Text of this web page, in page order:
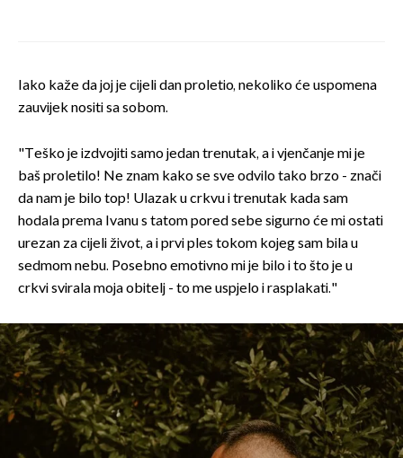
Iako kaže da joj je cijeli dan proletio, nekoliko će uspomena
zauvijek nositi sa sobom.
"Teško je izdvojiti samo jedan trenutak, a i vjenčanje mi je
baš proletilo! Ne znam kako se sve odvilo tako brzo - znači
da nam je bilo top! Ulazak u crkvu i trenutak kada sam
hodala prema Ivanu s tatom pored sebe sigurno će mi ostati
urezan za cijeli život, a i prvi ples tokom kojeg sam bila u
sedmom nebu. Posebno emotivno mi je bilo i to što je u
crkvi svirala moja obitelj - to me uspjelo i rasplakati."